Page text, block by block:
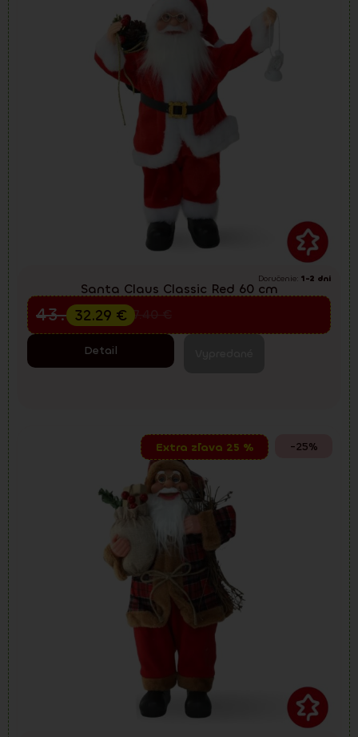
Doručenie: 1-2 dni
Santa Claus Classic Red 60 cm
Predvianočný výpredaj
57.40
43.05€
32.29 €
Detail
-25%
Extra zľava 25 %